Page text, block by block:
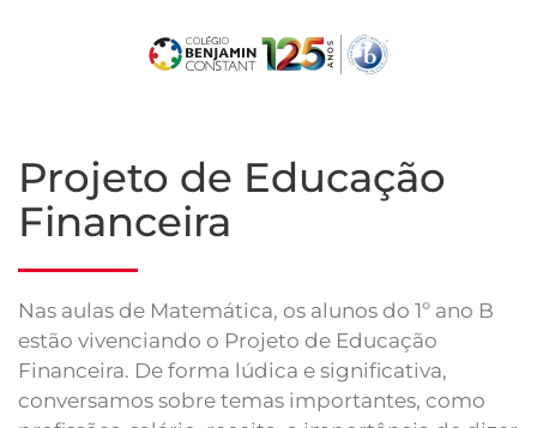
content
Projeto de Educação
Financeira
Nas aulas de Matemática, os alunos do 1º ano B
estão vivenciando o Projeto de Educação
Financeira. De forma lúdica e significativa,
conversamos sobre temas importantes, como